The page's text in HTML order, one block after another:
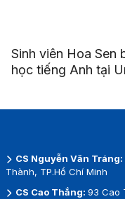
Sinh viên Hoa Sen
học tiếng Anh tại
CS Nguyễn Văn Tráng:
Thành, TP.Hồ Chí Minh
CS Cao Thắng: 93 Cao